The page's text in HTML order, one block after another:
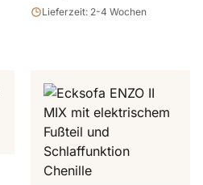
Lieferzeit: 2-4 Wochen